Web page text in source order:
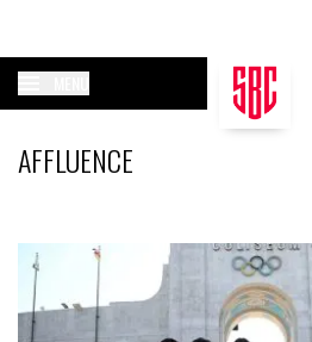
AFFLUENCE